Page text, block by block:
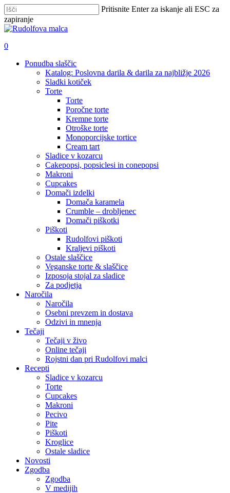
Skip
to
main
Pritisnite Enter za iskanje ali ESC za
zapiranje
Zapri
išči
account
0
Ponudba slaščic
Katalog: Poslovna darila & darila za najbližje 2026
Sladki kotiček
Torte
Torte
Poročne torte
Kremne torte
Otroške torte
Monoporcijske tortice
Cream tart
Sladice v kozarcu
Cakepopsi, popsiclesi in conepopsi
Makroni
Cupcakes
Domači izdelki
Domača karamela
Crumble – drobljenec
Domači piškotki
Piškoti
Rudolfovi piškoti
Kraljevi piškoti
Ostale slaščice
Veganske torte & slaščice
Izposoja stojal za sladice
Za podjetja
Naročila
Naročila
Osebni prevzem in dostava
Odzivi in mnenja
Tečaji
Tečaji v živo
Online tečaji
Rojstni dan pri Rudolfovi malci
Recepti
Sladice v kozarcu
Torte
Cupcakes
Makroni
Pecivo
Pite
Piškoti
Kroglice
Ostale sladice
Novosti
Zgodba
Zgodba
V medijih